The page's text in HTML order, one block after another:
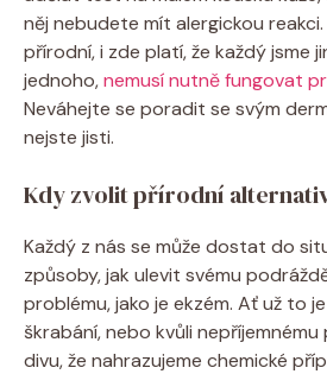
něj nebudete mít alergickou reakci.
přírodní, ​i zde platí, že ⁤každý jsme
jednoho,nemusí nutně fungovat
Neváhejte se poradit se svým
nejste jisti.
Kdy zvolit přírodní​
Každý⁢ z nás se může⁢ dostat do
způsoby, jak ulevit svému
problému, jako je ekzém. Ať už to
škrabání, nebo kvůli
‍divu, že nahrazujeme chemické